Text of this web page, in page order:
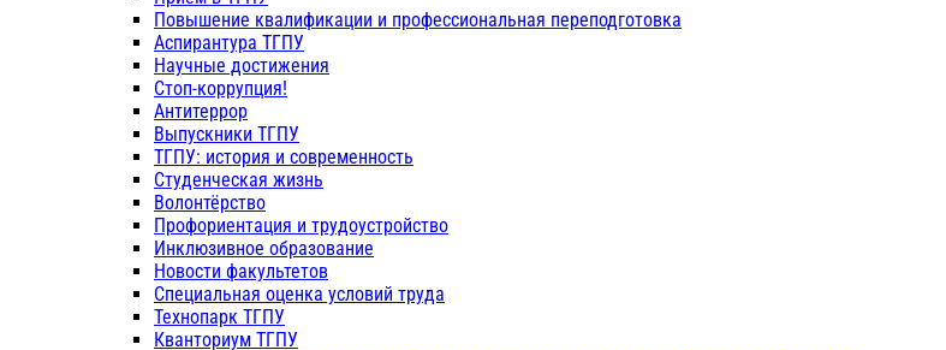
Повышение квалификации и профессиональная переподготовка
Аспирантура ТГПУ
Научные достижения
Стоп-коррупция!
Антитеррор
Выпускники ТГПУ
ТГПУ: история и современность
Студенческая жизнь
Волонтёрство
Профориентация и трудоустройство
Инклюзивное образование
Новости факультетов
Специальная оценка условий труда
Технопарк ТГПУ
Кванториум ТГПУ